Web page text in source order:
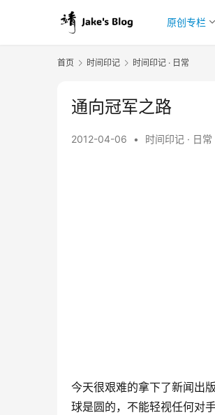
原创专栏
首页 时间印记 时间印记 · 日常
通向冠军之路
2012-04-06 • 时间印记 · 日常
今天很艰难的拿下了新闻出
球是圆的，不能轻视任何对手